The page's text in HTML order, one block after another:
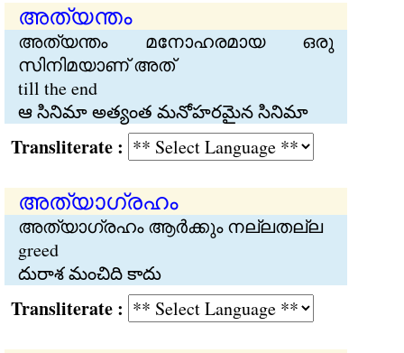
അത്യന്തം
അത്യന്തം മനോഹരമായ ഒരു
സിനിമയാണ് അത്
till the end
ఆ సినిమా అత్యంత మనోహరమైన సినిమా
:
അത്യാഗ്രഹം
അത്യാഗ്രഹം ആര്‍ക്കും നല്ലതല്ല
greed
దురాశ మంచిది కాదు
: